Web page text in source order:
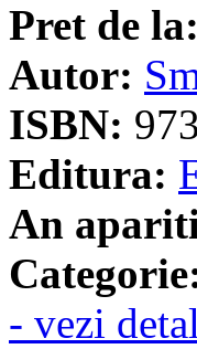
Pret de la:
Autor:
ISBN:
Editura:
An
- vezi